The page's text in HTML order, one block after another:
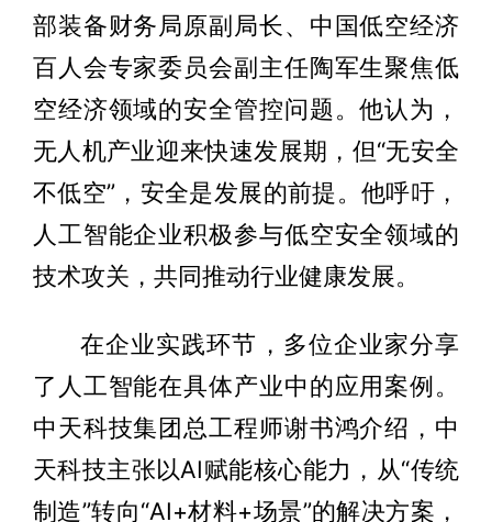
部装备财务局原副局长、中国低空经济
百人会专家委员会副主任陶军生聚焦低
空经济领域的安全管控问题。他认为，
无人机产业迎来快速发展期，但“无安全
不低空”，安全是发展的前提。他呼吁，
人工智能企业积极参与低空安全领域的
技术攻关，共同推动行业健康发展。
在企业实践环节，多位企业家分享
了人工智能在具体产业中的应用案例。
中天科技集团总工程师谢书鸿介绍，中
天科技主张以AI赋能核心能力，从“传统
制造”转向“AI+材料+场景”的解决方案，